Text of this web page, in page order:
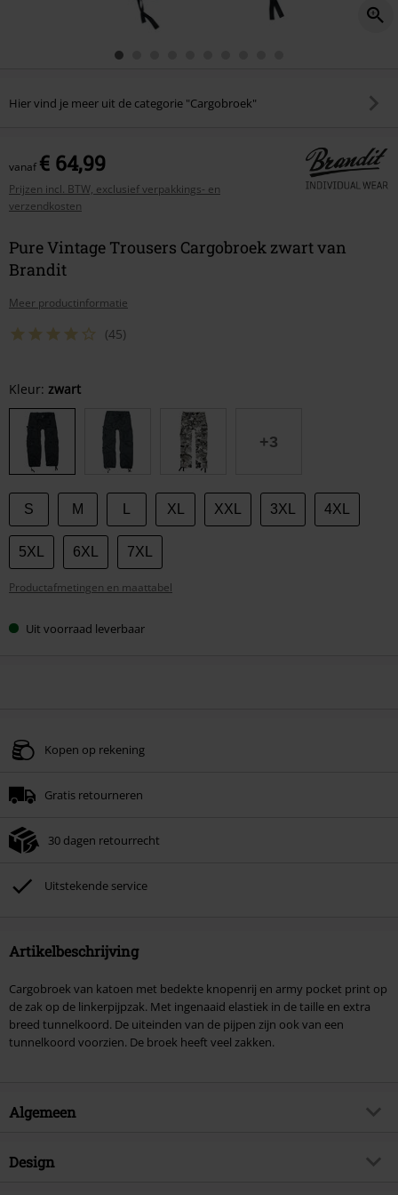
Hier vind je meer uit de categorie "Cargobroek"
vanaf€ 64,99
Prijzen incl. BTW, exclusief verpakkings- en
verzendkosten
Pure Vintage Trousers Cargobroek zwart van
Brandit
Meer productinformatie
(45)
Kies
je
maat
Kleur: zwart
+3
S M XL XXL 3XL 4XL
5XL 6XL 7XL
Productafmetingen en maattabel
Uit voorraad leverbaar
Kopen op rekening
Gratis retourneren
30 dagen retourrecht
Uitstekende service
Artikelbeschrijving
Cargobroek van katoen met bedekte knopenrij en army pocket print op
de zak op de linkerpijpzak. Met ingenaaid elastiek in de taille en extra
breed tunnelkoord. De uiteinden van de pijpen zijn ook van een
tunnelkoord voorzien. De broek heeft veel zakken.
Algemeen
Artikelnr.
Design